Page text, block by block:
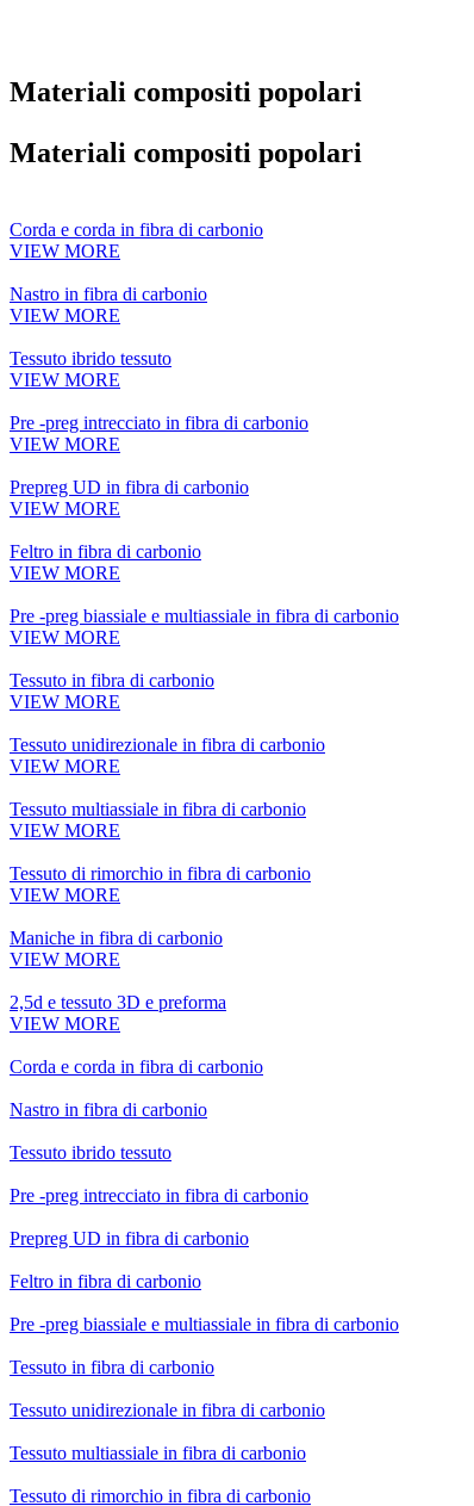
Materiali compositi popolari
Materiali compositi popolari
Corda e corda in fibra di carbonio
VIEW MORE
Nastro in fibra di carbonio
VIEW MORE
Tessuto ibrido tessuto
VIEW MORE
Pre -preg intrecciato in fibra di carbonio
VIEW MORE
Prepreg UD in fibra di carbonio
VIEW MORE
Feltro in fibra di carbonio
VIEW MORE
Pre -preg biassiale e multiassiale in fibra di carbonio
VIEW MORE
Tessuto in fibra di carbonio
VIEW MORE
Tessuto unidirezionale in fibra di carbonio
VIEW MORE
Tessuto multiassiale in fibra di carbonio
VIEW MORE
Tessuto di rimorchio in fibra di carbonio
VIEW MORE
Maniche in fibra di carbonio
VIEW MORE
2,5d e tessuto 3D e preforma
VIEW MORE
Corda e corda in fibra di carbonio
Nastro in fibra di carbonio
Tessuto ibrido tessuto
Pre -preg intrecciato in fibra di carbonio
Prepreg UD in fibra di carbonio
Feltro in fibra di carbonio
Pre -preg biassiale e multiassiale in fibra di carbonio
Tessuto in fibra di carbonio
Tessuto unidirezionale in fibra di carbonio
Tessuto multiassiale in fibra di carbonio
Tessuto di rimorchio in fibra di carbonio